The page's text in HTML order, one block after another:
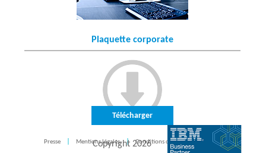
Plaquette corporate
Télécharger
Presse Mentions légales Conditions d'utilisation CONTACT
Copyright 2026